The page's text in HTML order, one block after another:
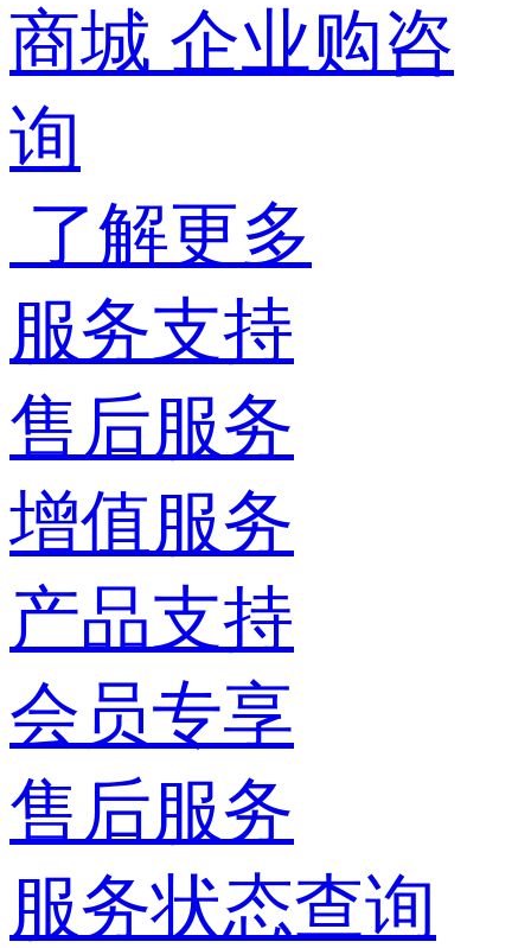
商城 企业购咨
询
了解更多
服务支持
售后服务
增值服务
产品支持
会员专享
售后服务
服务状态查询